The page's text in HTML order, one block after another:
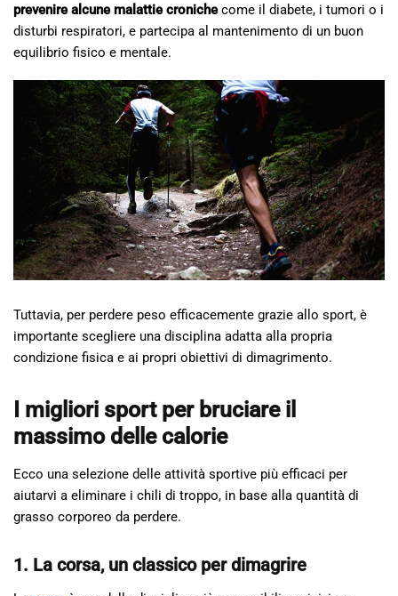
prevenire alcune malattie cronichecome il diabete, i tumori o i
disturbi respiratori, e partecipa al mantenimento di un buon
equilibrio fisico e mentale.
Tuttavia, per perdere peso efficacemente grazie allo sport, è
importante scegliere una disciplina adatta alla propria
condizione fisica e ai propri obiettivi di dimagrimento.
I migliori sport per bruciare il
massimo delle calorie
Ecco una selezione delle attività sportive più efficaci per
aiutarvi a eliminare i chili di troppo, in base alla quantità di
grasso corporeo da perdere.
1. La corsa, un classico per dimagrire